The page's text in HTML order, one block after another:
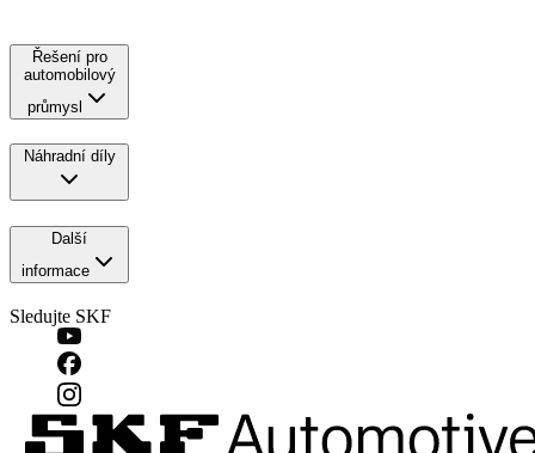
Řešení pro
automobilový
průmysl
Náhradní díly
Další
informace
Sledujte SKF